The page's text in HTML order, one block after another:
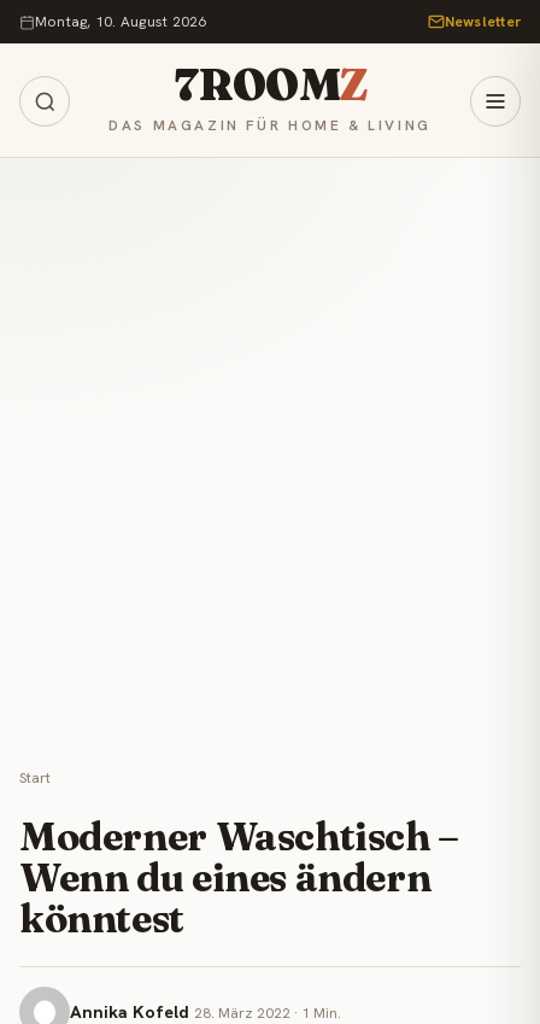
Zum Inhalt springen
Montag, 10. August 2026 Newsletter
7ROOMZ
DAS MAGAZIN FÜR HOME & LIVING
Start
Moderner Waschtisch –
Wenn du eines ändern
könntest
Annika Kofeld 28. März 2022 · 1 Min.